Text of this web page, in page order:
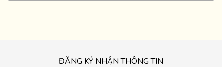
ĐĂNG KÝ NHẬN THÔNG TIN